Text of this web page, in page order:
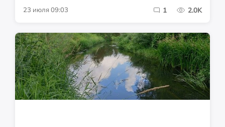
23 июля 09:03 1 2.0K